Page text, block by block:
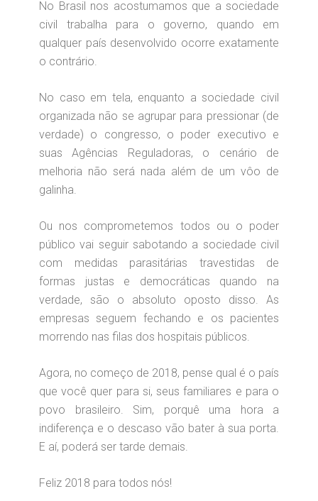
No Brasil nos acostumamos que a sociedade
civil trabalha para o governo, quando em
qualquer país desenvolvido ocorre exatamente
o contrário.
No caso em tela, enquanto a sociedade civil
organizada não se agrupar para pressionar (de
verdade) o congresso, o poder executivo e
suas Agências Reguladoras, o cenário de
melhoria não será nada além de um vôo de
galinha.
Ou nos comprometemos todos ou o poder
público vai seguir sabotando a sociedade civil
com medidas parasitárias travestidas de
formas justas e democráticas quando na
verdade, são o absoluto oposto disso. As
empresas seguem fechando e os pacientes
morrendo nas filas dos hospitais públicos.
Agora, no começo de 2018, pense qual é o país
que você quer para si, seus familiares e para o
povo brasileiro. Sim, porquê uma hora a
indiferença e o descaso vão bater à sua porta.
E aí, poderá ser tarde demais.
Feliz 2018 para todos nós!